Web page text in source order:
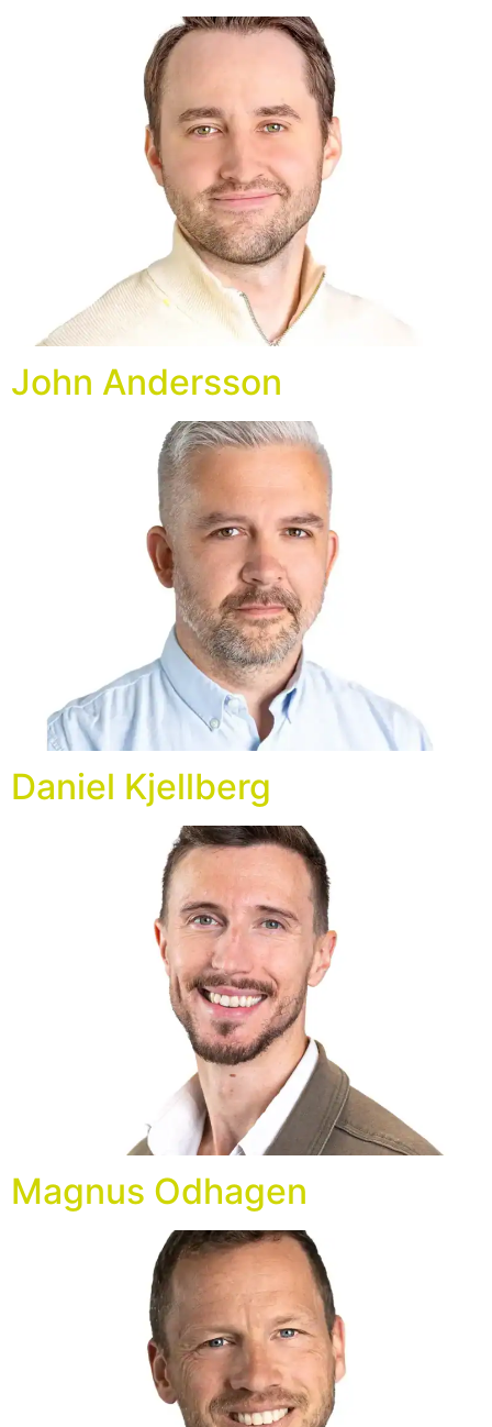
John Andersson
Daniel Kjellberg
Magnus Odhagen